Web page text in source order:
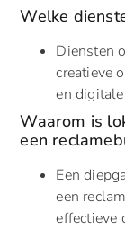
Welke
Diensten
creatieve
en
Waarom is
een
Een
een
effectieve